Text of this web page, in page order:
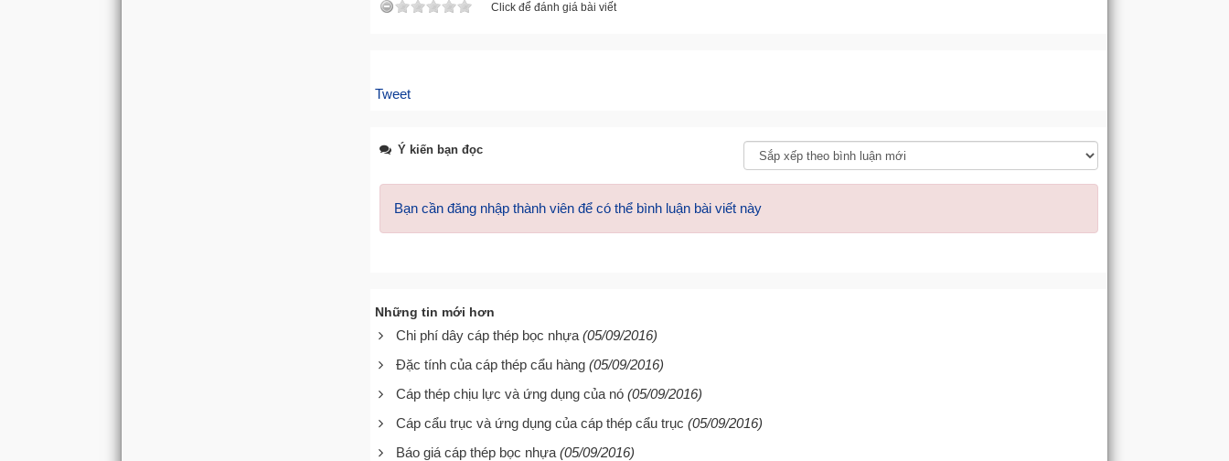
Click để đánh giá bài viết
Tweet
Ý kiến bạn đọc
Bạn cần đăng nhập thành viên để có thể bình luận bài viết này
Những tin mới hơn
Chi phí dây cáp thép bọc nhựa (05/09/2016)
Đặc tính của cáp thép cẩu hàng (05/09/2016)
Cáp thép chịu lực và ứng dụng của nó (05/09/2016)
Cáp cẩu trục và ứng dụng của cáp thép cẩu trục (05/09/2016)
Báo giá cáp thép bọc nhựa (05/09/2016)